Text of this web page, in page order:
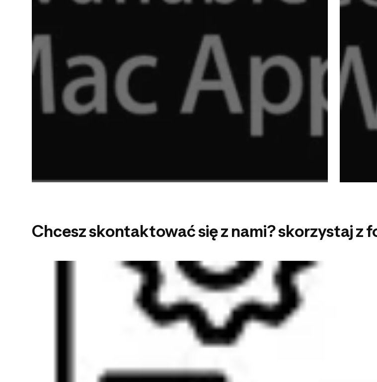
Chcesz skontaktować się z nami? skorzystaj